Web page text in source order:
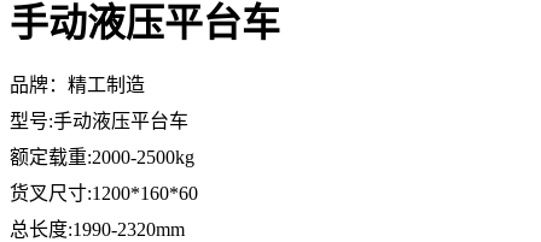
手动液压平台车
品牌：精工制造
型号:手动液压平台车
额定载重:2000-2500kg
货叉尺寸:1200*160*60
总长度:1990-2320mm